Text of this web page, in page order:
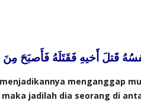
قَتلَ أَخيهِ فَقَتَلَهُ فَأَصبَحَ مِنَ
menganggap
jadilah dia seorang di